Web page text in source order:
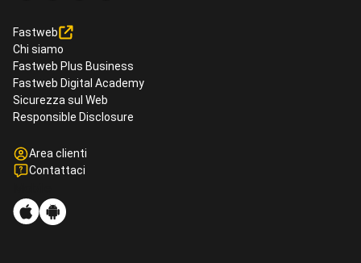
Fastweb
Chi siamo
Fastweb Plus Business
Fastweb Digital Academy
Sicurezza sul Web
Responsible Disclosure
Area clienti
Contattaci